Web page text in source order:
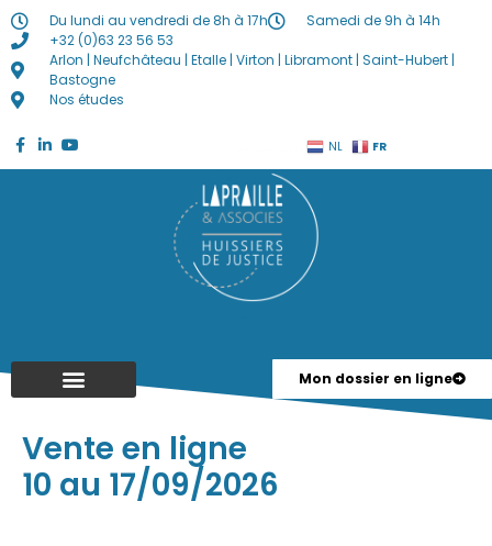
Du lundi au vendredi de 8h à 17h
Samedi de 9h à 14h
+32 (0)63 23 56 53
Arlon | Neufchâteau | Etalle | Virton | Libramont | Saint-Hubert |
Bastogne
Nos études
NL FR
Mon dossier en ligne
Vente en ligne
10 au 17/09/2026